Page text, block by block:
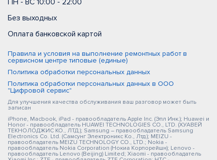
ПН - ВС 10:00 - 22:00
Без выходных
Оплата банковской картой
Правила и условия на выполнение ремонтных работ в
сервисном центре типовые (единые)
Политика обработки персональных данных
Политика обработки персональных данных в ООО
"Цифровой сервис"
Для улучшения качества обслуживания ваш разговор может быть
записан
iPhone, Macbook, iPad - правообладатель Apple Inc. (Эпл Инк.); Huawei и
Honor - правообладатель HUAWEI TECHNOLOGIES CO., LTD. (ХУАВЕЙ
ТЕКНОЛОДЖИС КО., ЛТД.); Samsung – правообладатель Samsung
Electronics Co. Ltd. (Самсунг Электроникс Ко., Лтд.); MEIZU -
правообладатель MEIZU TECHNOLOGY CO., LTD.; Nokia -
правообладатель Nokia Corporation (Нокиа Корпорейшн); Lenovo -
правообладатель Lenovo (Beijing) Limited; Xiaomi - правообладатель